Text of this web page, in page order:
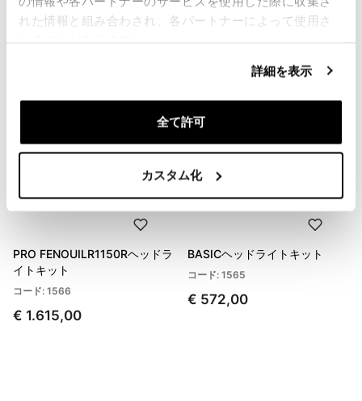
れた情報と組み合わされ、各パートナーによって使用さ
詳細を表示
全て許可
カスタム化
PRO FENOUILR1150Rヘッドラ
イトキット
コード: 1566
€ 1.615,00
BASICヘッドライトキット
コード: 1565
€ 572,00